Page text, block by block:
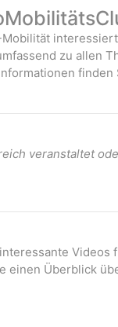
zu allen
finden
veranstaltet
Videos
einen Überblick